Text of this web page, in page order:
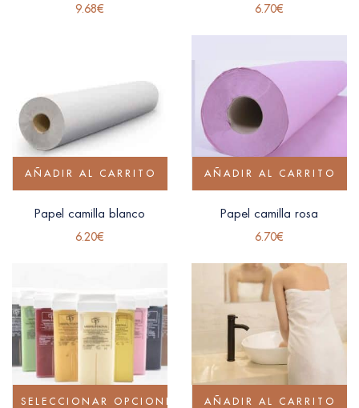
9.68€ 6.70€
AÑADIR AL CARRITO
Papel camilla blanco
6.20€
AÑADIR AL CARRITO
Papel camilla rosa
6.70€
SELECCIONAR OPCIONES AÑADIR AL CARRITO